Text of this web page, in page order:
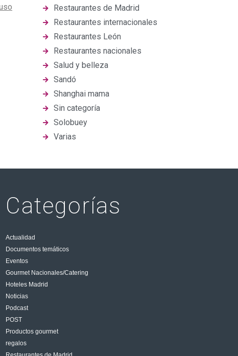
Restaurantes de Madrid
Restaurantes internacionales
Restaurantes León
Restaurantes nacionales
Salud y belleza
Sandó
Shanghai mama
Sin categoría
Solobuey
Varias
Categorías
Actualidad
Documentos temáticos
Eventos
Gourmet Nacionales/Catering
Hoteles Madrid
Noticias
Podcast
POST
Productos gourmet
regalos